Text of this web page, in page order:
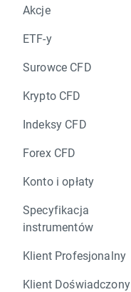
Akcje
ETF-y
Surowce CFD
Krypto CFD
Indeksy CFD
Forex CFD
Konto i opłaty
Specyfikacja
instrumentów
Klient Profesjonalny
Klient Doświadczony